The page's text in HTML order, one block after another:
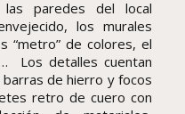
paredes del local
los murales
“metro” de colores, el
Los detalles cuentan
de hierro y focos
retro de cuero con